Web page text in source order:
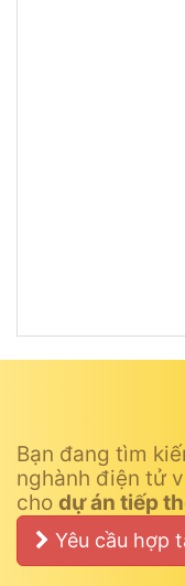
Bạn đang tìm
nghành điện tử
cho dự án tiếp
Yêu cầu hợp